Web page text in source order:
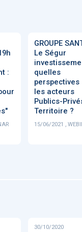
:
GROUPE
Le Ségur
quelles
perspectives
les acteurs
Publics-
Territoire ?
15/06/2021 ,
30/10/2020